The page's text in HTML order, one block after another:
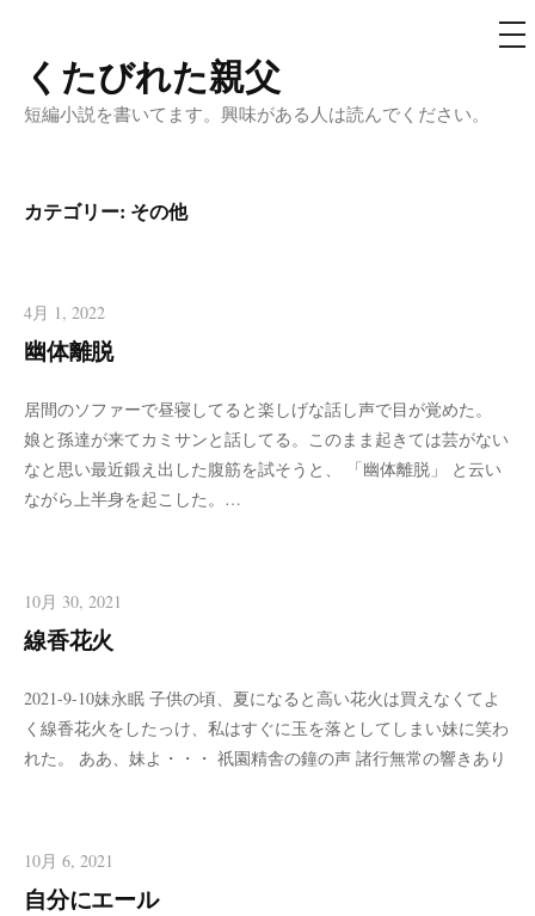
コ
ン
ッ
プ
くたびれた親父
短編小説を書いてます。興味がある人は読んでください。
メ
ニ
カテゴリー: その他
4月 1, 2022
幽体離脱
居間のソファーで昼寝してると楽しげな話し声で目が覚めた。
娘と孫達が来てカミサンと話してる。このまま起きては芸がない
なと思い最近鍛え出した腹筋を試そうと、 「幽体離脱」 と云い
ながら上半身を起こした。…
10月 30, 2021
線香花火
2021-9-10妹永眠 子供の頃、夏になると高い花火は買えなくてよ
く線香花火をしたっけ、私はすぐに玉を落としてしまい妹に笑わ
れた。 ああ、妹よ・・・ 祇園精舎の鐘の声 諸行無常の響きあり
10月 6, 2021
自分にエール